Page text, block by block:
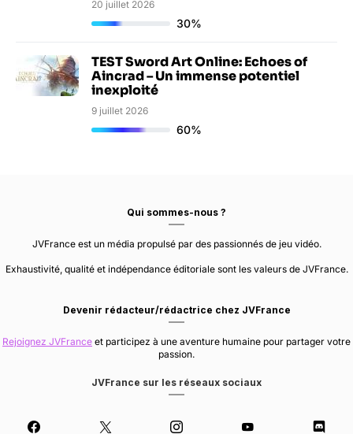
20 juillet 2026
30%
TEST Sword Art Online: Echoes of
Aincrad – Un immense potentiel
inexploité
9 juillet 2026
60%
Qui sommes-nous ?
JVFrance est un média propulsé par des passionnés de jeu vidéo.
Exhaustivité, qualité et indépendance éditoriale sont les valeurs de JVFrance.
Devenir rédacteur/rédactrice chez JVFrance
Rejoignez JVFrance et participez à une aventure humaine pour partager votre
passion.
JVFrance sur les réseaux sociaux